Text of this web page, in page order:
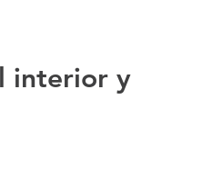
interior y